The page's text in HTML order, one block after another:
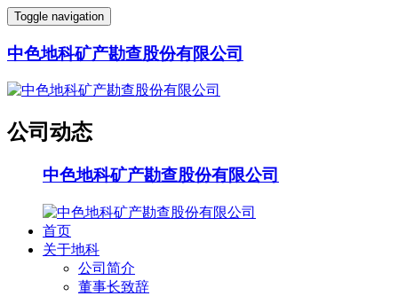
Toggle navigation
中色地科矿产勘查股份有限公司
公司动态
中色地科矿产勘查股份有限公司
首页
关于地科
公司简介
董事长致辞